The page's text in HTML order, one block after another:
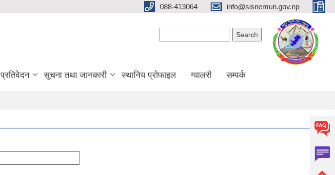
088-413064 info@sisnemun.gov.np
प्रतिवेदन सूचना तथा जानकारी स्थानिय प्रोफाइल ग्यालरी सम्पर्क